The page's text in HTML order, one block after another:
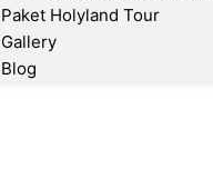
Paket Holyland Tour
Gallery
Blog